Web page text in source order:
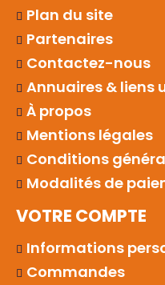
Plan du site
Partenaires
Contactez-nous
Annuaires & liens
À propos
Mentions légales
Conditions
Modalités de
VOTRE COMPTE
Informations
Commandes